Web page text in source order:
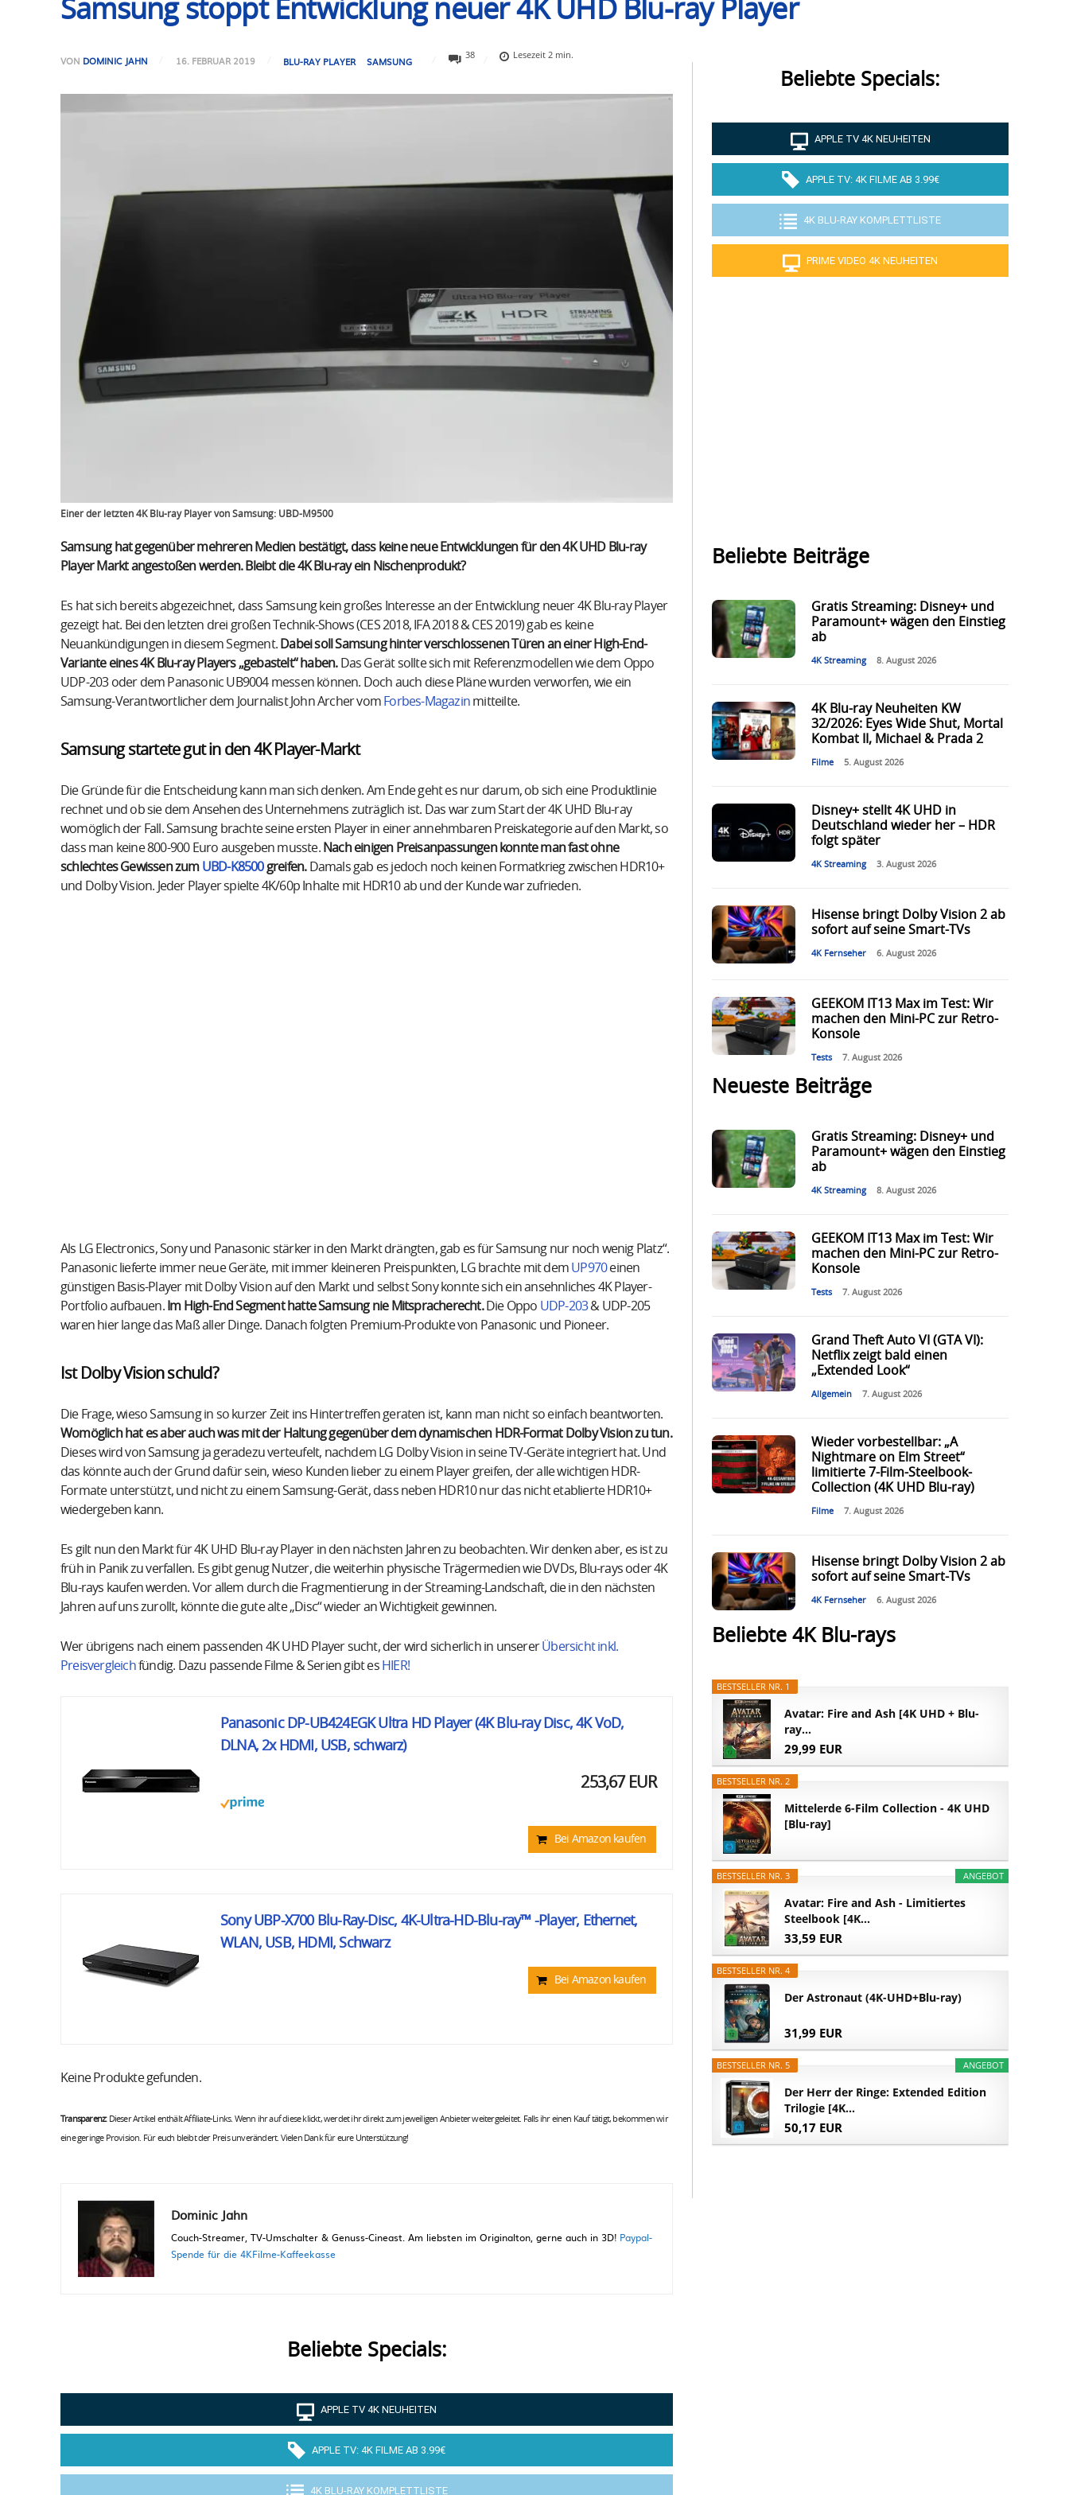
Samsung stoppt Entwicklung neuer 4K UHD Blu-ray Player
VON DOMINIC JAHN 16. FEBRUAR 2019 BLU-RAY PLAYER SAMSUNG
38 Lesezeit2 min.
Einer der letzten 4K Blu-ray Player von Samsung: UBD-M9500
Samsung hat gegenüber mehreren Medien bestätigt, dass keine neue Entwicklungen für den 4K UHD Blu-ray
Player Markt angestoßen werden. Bleibt die 4K Blu-ray ein Nischenprodukt?
Es hat sich bereits abgezeichnet, dass Samsung kein großes Interesse an der Entwicklung neuer 4K Blu-ray Player
gezeigt hat. Bei den letzten drei großen Technik-Shows (CES 2018, IFA 2018 & CES 2019) gab es keine
Neuankündigungen in diesem Segment. Dabei soll Samsung hinter verschlossenen Türen an einer High-End-
Variante eines 4K Blu-ray Players „gebastelt“ haben.Das Gerät sollte sich mit Referenzmodellen wie dem Oppo
UDP-203 oder dem Panasonic UB9004 messen können. Doch auch diese Pläne wurden verworfen, wie ein
Samsung-Verantwortlicher dem Journalist John Archer vom Forbes-Magazin mitteilte.
Samsung startete gut in den 4K Player-Markt
Die Gründe für die Entscheidung kann man sich denken. Am Ende geht es nur darum, ob sich eine Produktlinie
rechnet und ob sie dem Ansehen des Unternehmens zuträglich ist. Das war zum Start der 4K UHD Blu-ray
womöglich der Fall. Samsung brachte seine ersten Player in einer annehmbaren Preiskategorie auf den Markt, so
dass man keine 800-900 Euro ausgeben musste. Nach einigen Preisanpassungen konnte man fast ohne
schlechtes Gewissen zum UBD-K8500greifen.Damals gab es jedoch noch keinen Formatkrieg zwischen HDR10+
und Dolby Vision. Jeder Player spielte 4K/60p Inhalte mit HDR10 ab und der Kunde war zufrieden.
Als LG Electronics, Sony und Panasonic stärker in den Markt drängten, gab es für Samsung nur noch wenig Platz“.
Panasonic lieferte immer neue Geräte, mit immer kleineren Preispunkten, LG brachte mit dem UP970einen
günstigen Basis-Player mit Dolby Vision auf den Markt und selbst Sony konnte sich ein ansehnliches 4K Player-
Portfolio aufbauen. Im High-End Segment hatte Samsung nie Mitspracherecht.Die Oppo UDP-203& UDP-205
waren hier lange das Maß aller Dinge. Danach folgten Premium-Produkte von Panasonic und Pioneer.
Ist Dolby Vision schuld?
Die Frage, wieso Samsung in so kurzer Zeit ins Hintertreffen geraten ist, kann man nicht so einfach beantworten.
Womöglich hat es aber auch was mit der Haltung gegenüber dem dynamischen HDR-Format Dolby Vision zu tun.
Dieses wird von Samsung ja geradezu verteufelt, nachdem LG Dolby Vision in seine TV-Geräte integriert hat. Und
das könnte auch der Grund dafür sein, wieso Kunden lieber zu einem Player greifen, der alle wichtigen HDR-
Formate unterstützt, und nicht zu einem Samsung-Gerät, dass neben HDR10 nur das nicht etablierte HDR10+
wiedergeben kann.
Es gilt nun den Markt für 4K UHD Blu-ray Player in den nächsten Jahren zu beobachten. Wir denken aber, es ist zu
früh in Panik zu verfallen. Es gibt genug Nutzer, die weiterhin physische Trägermedien wie DVDs, Blu-rays oder 4K
Blu-rays kaufen werden. Vor allem durch die Fragmentierung in der Streaming-Landschaft, die in den nächsten
Jahren auf uns zurollt, könnte die gute alte „Disc“ wieder an Wichtigkeit gewinnen.
Wer übrigens nach einem passenden 4K UHD Player sucht, der wird sicherlich in unsererÜbersicht inkl.
Preisvergleichfündig. Dazu passende Filme & Serien gibt es HIER!
Panasonic DP-UB424EGK Ultra HD Player (4K Blu-ray Disc, 4K VoD,
DLNA, 2x HDMI, USB, schwarz)
253,67 EUR
Bei Amazon kaufen
Sony UBP-X700 Blu-Ray-Disc, 4K-Ultra-HD-Blu-ray™ -Player, Ethernet,
WLAN, USB, HDMI, Schwarz
Bei Amazon kaufen
Keine Produkte gefunden.
Transparenz:Dieser Artikel enthält Affiliate-Links. Wenn ihr auf diese klickt, werdet ihr direkt zum jeweiligen Anbieter weitergeleitet. Falls ihr einen Kauf tätigt, bekommen wir
eine geringe Provision. Für euch bleibt der Preis unverändert. Vielen Dank für eure Unterstützung!
Dominic Jahn
Couch-Streamer, TV-Umschalter & Genuss-Cineast. Am liebsten im Originalton, gerne auch in 3D! Paypal-
Spende für die 4KFilme-Kaffeekasse
Beliebte Specials:
APPLE TV 4K NEUHEITEN
APPLE TV: 4K FILME AB 3.99€
4K BLU-RAY KOMPLETTLISTE
Beliebte Specials:
APPLE TV 4K NEUHEITEN
APPLE TV: 4K FILME AB 3.99€
4K BLU-RAY KOMPLETTLISTE
PRIME VIDEO 4K NEUHEITEN
Beliebte Beiträge
Gratis Streaming: Disney+ und
Paramount+ wägen den Einstieg
ab
4K Streaming 8. August 2026
4K Blu-ray Neuheiten KW
32/2026: Eyes Wide Shut, Mortal
Kombat II, Michael & Prada 2
Filme 5. August 2026
Disney+ stellt 4K UHD in
Deutschland wieder her – HDR
folgt später
4K Streaming 3. August 2026
Hisense bringt Dolby Vision 2 ab
sofort auf seine Smart-TVs
4K Fernseher 6. August 2026
GEEKOM IT13 Max im Test: Wir
machen den Mini-PC zur Retro-
Konsole
Tests 7. August 2026
Neueste Beiträge
Gratis Streaming: Disney+ und
Paramount+ wägen den Einstieg
ab
4K Streaming 8. August 2026
GEEKOM IT13 Max im Test: Wir
machen den Mini-PC zur Retro-
Konsole
Tests 7. August 2026
Grand Theft Auto VI (GTA VI):
Netflix zeigt bald einen
„Extended Look“
Allgemein 7. August 2026
Wieder vorbestellbar: „A
Nightmare on Elm Street“
limitierte 7-Film-Steelbook-
Collection (4K UHD Blu-ray)
Filme 7. August 2026
Hisense bringt Dolby Vision 2 ab
sofort auf seine Smart-TVs
4K Fernseher 6. August 2026
Beliebte 4K Blu-rays
BESTSELLER NR. 1
Avatar: Fire and Ash [4K UHD + Blu-
ray...
29,99 EUR
BESTSELLER NR. 2
Mittelerde 6-Film Collection - 4K UHD
[Blu-ray]
ANGEBOT
BESTSELLER NR. 3
Avatar: Fire and Ash - Limitiertes
Steelbook [4K...
33,59 EUR
BESTSELLER NR. 4
Der Astronaut (4K-UHD+Blu-ray)
31,99 EUR
ANGEBOT
BESTSELLER NR. 5
Der Herr der Ringe: Extended Edition
Trilogie [4K...
50,17 EUR